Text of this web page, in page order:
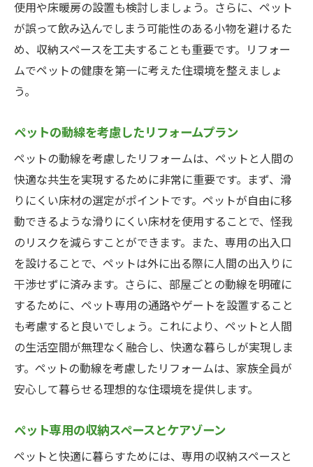
使用や床暖房の設置も検討しましょう。さらに、ペット
が誤って飲み込んでしまう可能性のある小物を避けるた
め、収納スペースを工夫することも重要です。リフォー
ムでペットの健康を第一に考えた住環境を整えましょ
う。
ペットの動線を考慮したリフォームプラン
ペットの動線を考慮したリフォームは、ペットと人間の
快適な共生を実現するために非常に重要です。まず、滑
りにくい床材の選定がポイントです。ペットが自由に移
動できるような滑りにくい床材を使用することで、怪我
のリスクを減らすことができます。また、専用の出入口
を設けることで、ペットは外に出る際に人間の出入りに
干渉せずに済みます。さらに、部屋ごとの動線を明確に
するために、ペット専用の通路やゲートを設置すること
も考慮すると良いでしょう。これにより、ペットと人間
の生活空間が無理なく融合し、快適な暮らしが実現しま
す。ペットの動線を考慮したリフォームは、家族全員が
安心して暮らせる理想的な住環境を提供します。
ペット専用の収納スペースとケアゾーン
ペットと快適に暮らすためには、専用の収納スペースと